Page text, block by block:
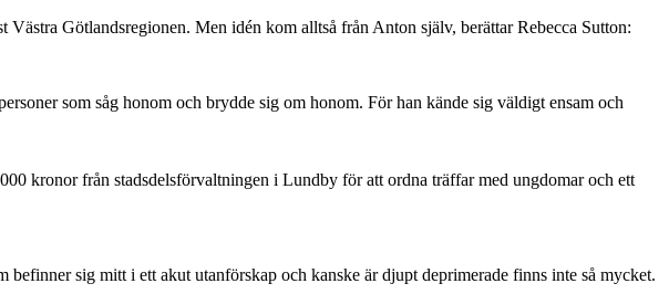
Götlandsregionen. Men idén kom alltså från Anton själv, berättar Rebecca Sutton:
som såg honom och brydde sig om honom. För han kände sig väldigt ensam och
kronor från stadsdelsförvaltningen i Lundby för att ordna träffar med ungdomar och ett
sig mitt i ett akut utanförskap och kanske är djupt deprimerade finns inte så mycket.